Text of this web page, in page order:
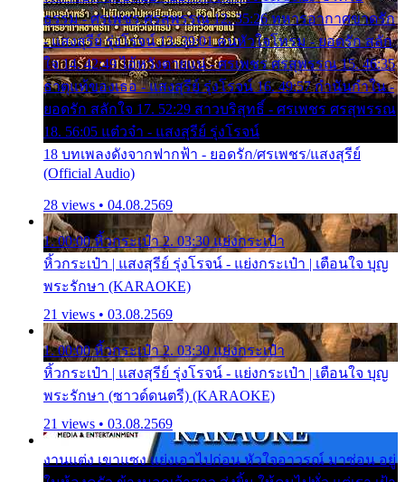
ธรรม - ศรเพชร ศรสุพรรณ 12. 35:26 ทหารอากาศขาดรัก
- แสงสุรีย์ รุ่งโรจน์ 13. 39:01 คนหัวใจโทรม - ยอดรัก สลัก
ใจ 14. 42:49 ไอ้หวังตายแน่ - ศรเพชร ศรสุพรรณ 15. 46:35
ธาตุแท้ของเธอ - แสงสุรีย์ รุ่งโรจน์ 16. 49:57 กำนันกำใน -
ยอดรัก สลักใจ 17. 52:29 สาวบริสุทธิ์ - ศรเพชร ศรสุพรรณ
18. 56:05 แต๋วจ๋า - แสงสุรีย์ รุ่งโรจน์
18 บทเพลงดังจากฟากฟ้า - ยอดรัก/ศรเพชร/แสงสุรีย์
(Official Audio)
28 views • 04.08.2569
1. 00:00 หิ้วกระเป๋า 2. 03:30 แย่งกระเป๋า
หิ้วกระเป๋า | แสงสุรีย์ รุ่งโรจน์ - แย่งกระเป๋า | เตือนใจ บุญ
พระรักษา (KARAOKE)
21 views • 03.08.2569
1. 00:00 หิ้วกระเป๋า 2. 03:30 แย่งกระเป๋า
หิ้วกระเป๋า | แสงสุรีย์ รุ่งโรจน์ - แย่งกระเป๋า | เตือนใจ บุญ
พระรักษา (ซาวด์ดนตรี) (KARAOKE)
21 views • 03.08.2569
งานแต่ง เขาแซง แย่งเอาไปก่อน หัวใจอาวรณ์ มาซ่อน อยู่